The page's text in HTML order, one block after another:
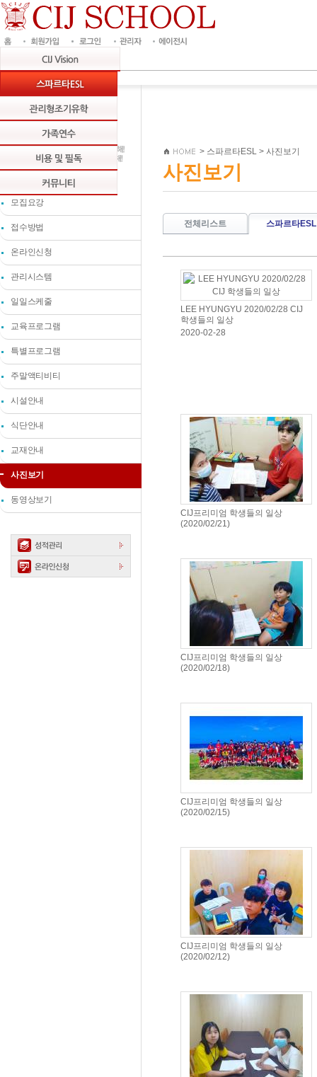
모집요강
접수방법
온라인신청
관리시스템
일일스케줄
교육프로그램
특별프로그램
주말액티비티
시설안내
식단안내
교재안내
사진보기
동영상보기
사진보기
> 스파르타ESL > 사진보기
전체리스트 스파르타ESL
LEE HYUNGYU 2020/02/28 CIJ
학생들의 일상
2020-02-28
CIJ프리미엄 학생들의 일상
(2020/02/21)
CIJ프리미엄 학생들의 일상
(2020/02/18)
CIJ프리미엄 학생들의 일상
(2020/02/15)
CIJ프리미엄 학생들의 일상
(2020/02/12)